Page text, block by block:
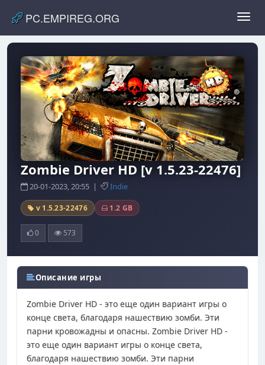
PC.EMPIREG.ORG
Zombie Driver HD [v 1.5.23-22476]
20-01-2023, 20:55 | Indie
v 1.5.23-22476 1.2 GB
0 573
Описание игры
Zombie Driver HD - это еще один вариант игры о
конце света, благодаря нашествию зомби. Эти
парни кровожадны и опасны. Zombie Driver HD -
это еще один вариант игры о конце света,
благодаря нашествию зомби. Эти парни